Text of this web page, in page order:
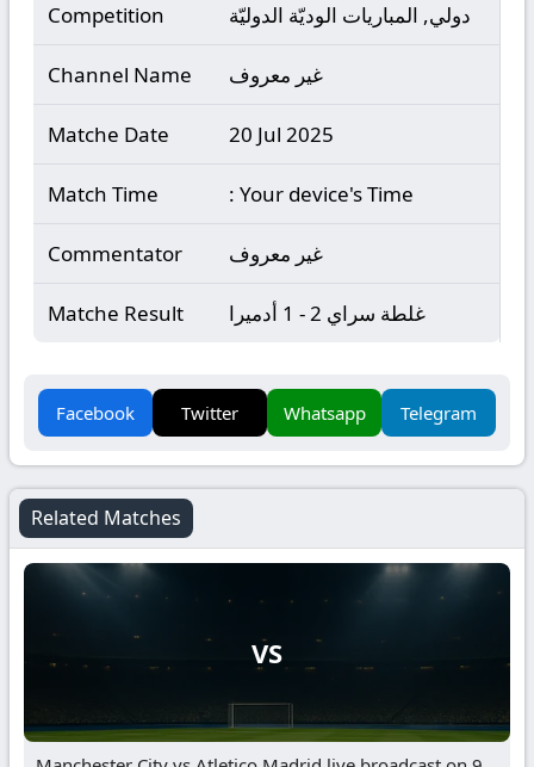
Competition دولي, المباريات الوديّة الدوليّة
Channel Name غير معروف
Matche Date 20 Jul 2025
Match Time : Your device's Time
Commentator غير معروف
Matche Result غلطة سراي 2 - 1 أدميرا
Facebook Twitter Whatsapp Telegram
Related Matches
VS